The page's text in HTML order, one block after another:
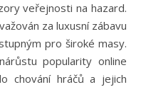
veřejnosti na hazard.
za luxusní zábavu
pro široké masy.
popularity online
chování hráčů a jejich